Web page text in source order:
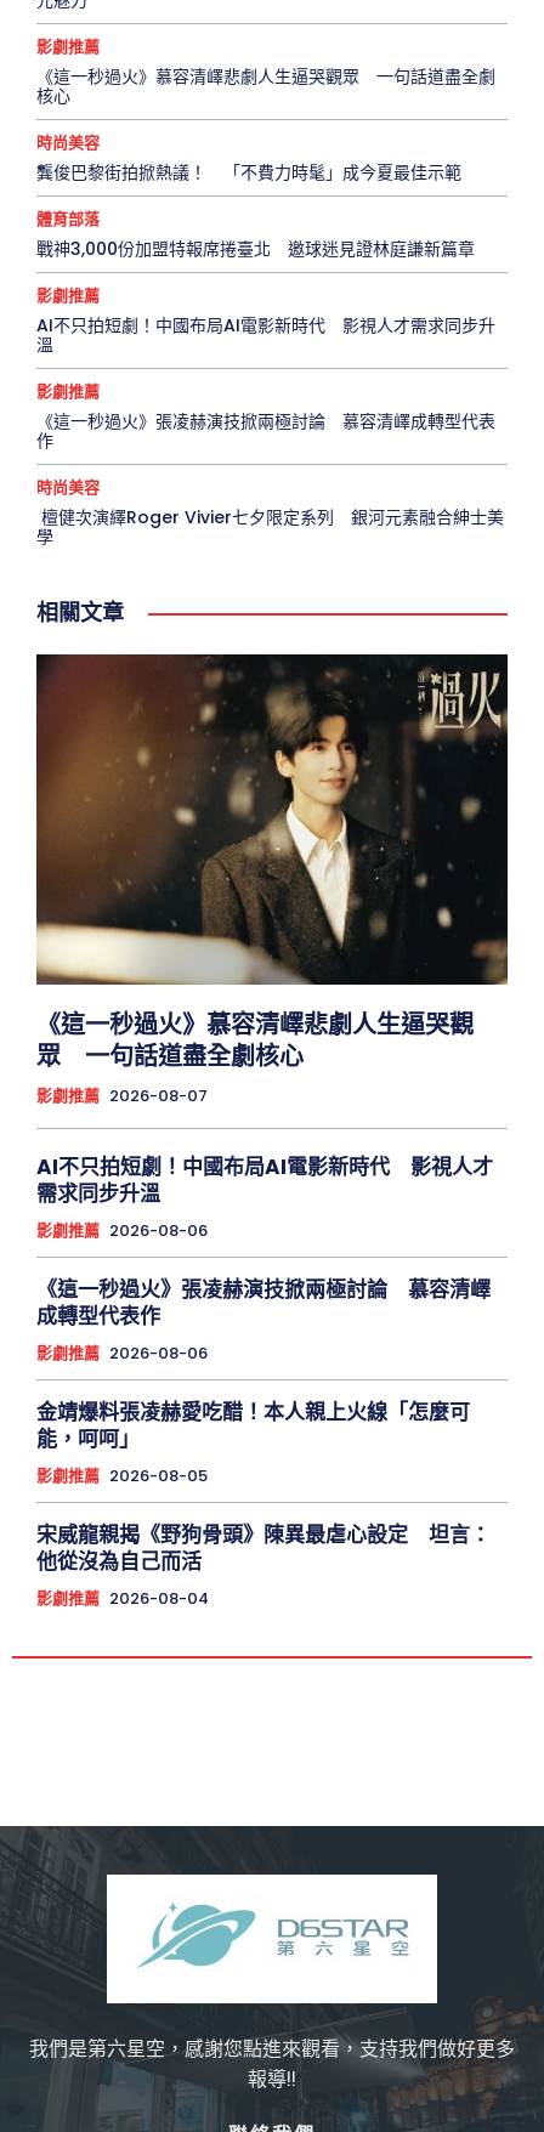
影劇推薦
《這一秒過火》慕容清嶧悲劇人生逼哭觀眾 一句話道盡全劇
核心
時尚美容
龔俊巴黎街拍掀熱議！ 「不費力時髦」成今夏最佳示範
體育部落
戰神3,000份加盟特報席捲臺北 邀球迷見證林庭謙新篇章
影劇推薦
AI不只拍短劇！中國布局AI電影新時代 影視人才需求同步升
溫
影劇推薦
《這一秒過火》張凌赫演技掀兩極討論 慕容清嶧成轉型代表
作
時尚美容
檀健次演繹Roger Vivier七夕限定系列 銀河元素融合紳士美
學
相關文章
《這一秒過火》慕容清嶧悲劇人生逼哭觀
眾 一句話道盡全劇核心
影劇推薦 2026-08-07
AI不只拍短劇！中國布局AI電影新時代 影視人才
需求同步升溫
影劇推薦 2026-08-06
《這一秒過火》張凌赫演技掀兩極討論 慕容清嶧
成轉型代表作
影劇推薦 2026-08-06
金靖爆料張凌赫愛吃醋！本人親上火線「怎麼可
能，呵呵」
影劇推薦 2026-08-05
宋威龍親揭《野狗骨頭》陳異最虐心設定 坦言：
他從沒為自己而活
影劇推薦 2026-08-04
我們是第六星空，感謝您點進來觀看，支持我們做好更多
報導!!